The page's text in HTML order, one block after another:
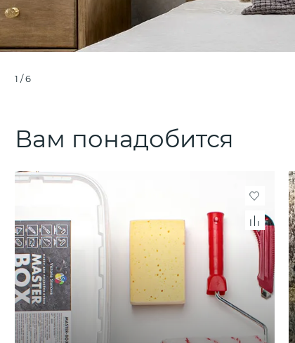
1 /6
Вам понадобится